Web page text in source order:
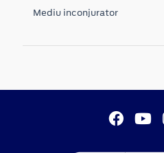
Mediu inconjurator